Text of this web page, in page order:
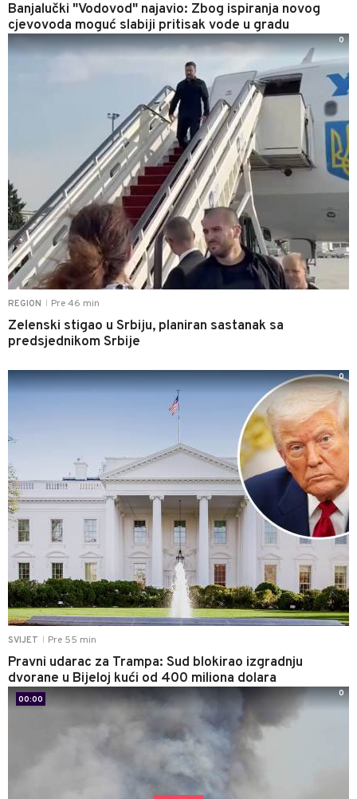
Banjalučki "Vodovod" najavio: Zbog ispiranja novog
cjevovoda moguć slabiji pritisak vode u gradu
REGION Pre 46 min
Zelenski stigao u Srbiju, planiran sastanak sa
predsjednikom Srbije
0
SVIJET Pre 55 min
Pravni udarac za Trampa: Sud blokirao izgradnju
dvorane u Bijeloj kući od 400 miliona dolara
0
00:00
0